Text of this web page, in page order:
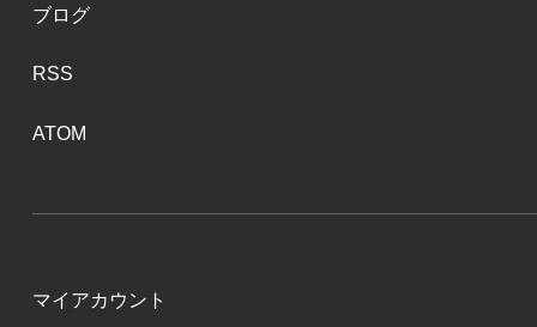
ブログ
RSS
ATOM
マイアカウント